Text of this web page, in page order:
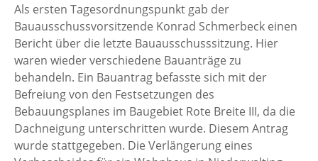
Als ersten Tagesordnungspunkt gab der
Bauausschussvorsitzende Konrad Schmerbeck einen
Bericht über die letzte Bauausschusssitzung. Hier
waren wieder verschiedene Bauanträge zu
behandeln. Ein Bauantrag befasste sich mit der
Befreiung von den Festsetzungen des
Bebauungsplanes im Baugebiet Rote Breite III, da die
Dachneigung unterschritten wurde. Diesem Antrag
wurde stattgegeben. Die Verlängerung eines